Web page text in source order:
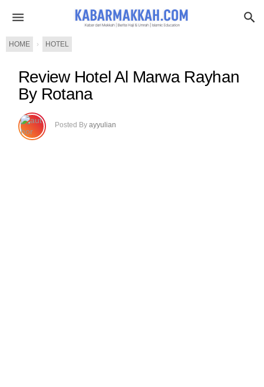
HOME › HOTEL
Review Hotel Al Marwa Rayhan
By Rotana
Posted By ayyulian